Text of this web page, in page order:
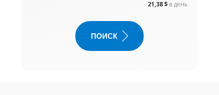
21,38 $ в день
ПОИСК